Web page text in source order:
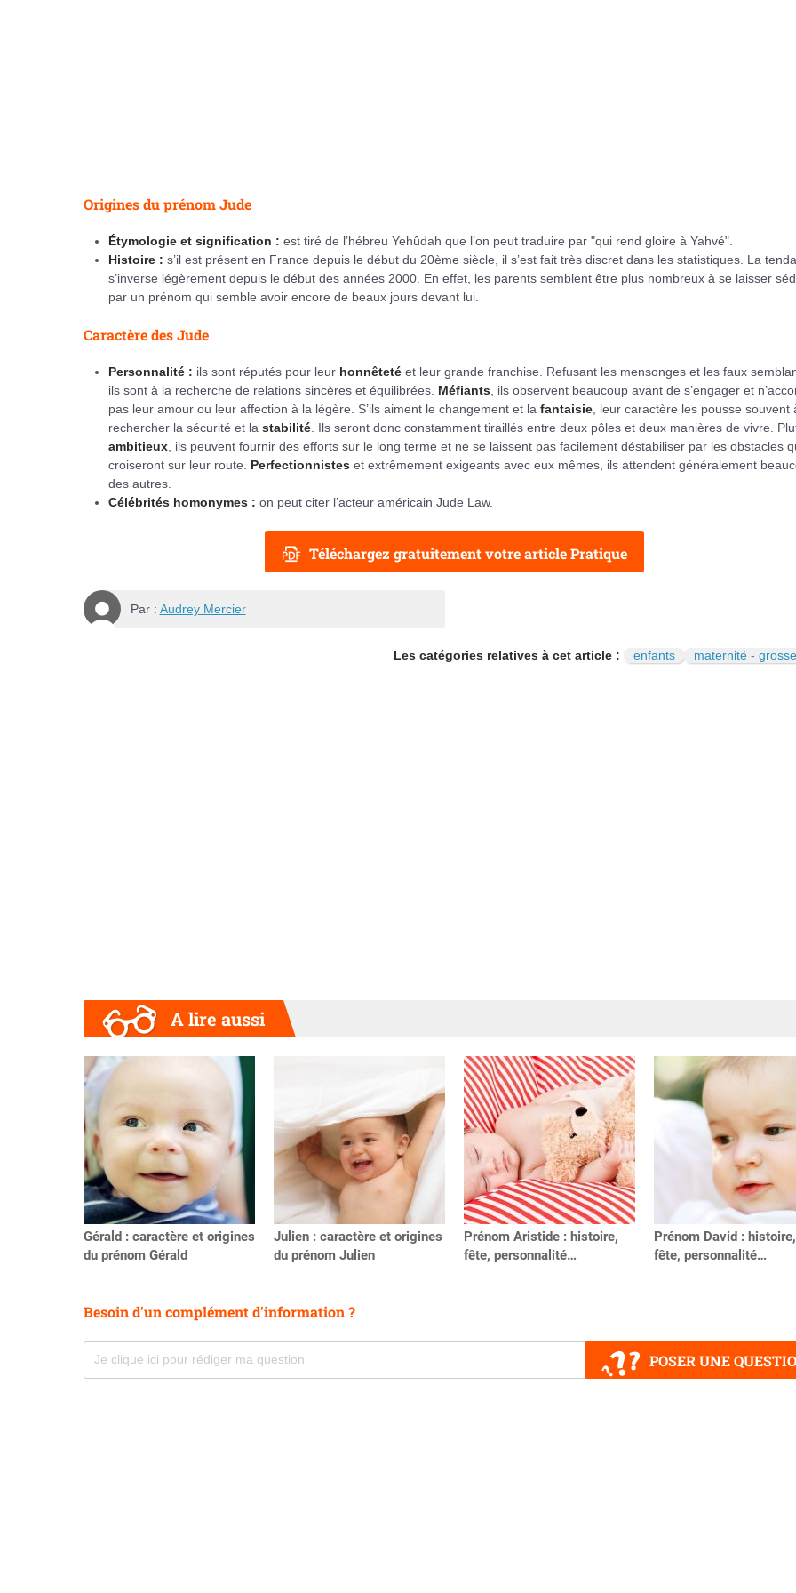
Origines du prénom Jude
Étymologie et signification : est tiré de l’hébreu Yehûdah que l’on peut traduire par "qui rend gloire à Yahvé".
Histoire : s’il est présent en France depuis le début du 20ème siècle, il s’est fait très discret dans les statistiques. La
s’inverse légèrement depuis le début des années 2000. En effet, les parents semblent être plus nombreux à se laisser
par un prénom qui semble avoir encore de beaux jours devant lui.
Caractère des Jude
Personnalité : ils sont réputés pour leur honnêteté et leur grande franchise. Refusant les mensonges et les faux
ils sont à la recherche de relations sincères et équilibrées. Méfiants , ils observent beaucoup avant de s’engager et
pas leur amour ou leur affection à la légère. S’ils aiment le changement et la fantaisie , leur caractère les pousse souvent
rechercher la sécurité et la stabilité . Ils seront donc constamment tiraillés entre deux pôles et deux manières de vivre.
ambitieux , ils peuvent fournir des efforts sur le long terme et ne se laissent pas facilement déstabiliser par les obstacles
croiseront sur leur route. Perfectionnistes et extrêmement exigeants avec eux mêmes, ils attendent généralement
des autres.
Célébrités homonymes : on peut citer l’acteur américain Jude Law.
Téléchargez gratuitement votre article Pratique
Par : Audrey Mercier
Les catégories relatives à cet article : enfants maternité -
A lire aussi
Gérald : caractère et origines
du prénom Gérald
Julien : caractère et origines
du prénom Julien
Prénom Aristide : histoire,
fête, personnalité…
Prénom David : histoire,
fête, personnalité…
Précédent
Besoin d'un complément d'information ?
POSER UNE